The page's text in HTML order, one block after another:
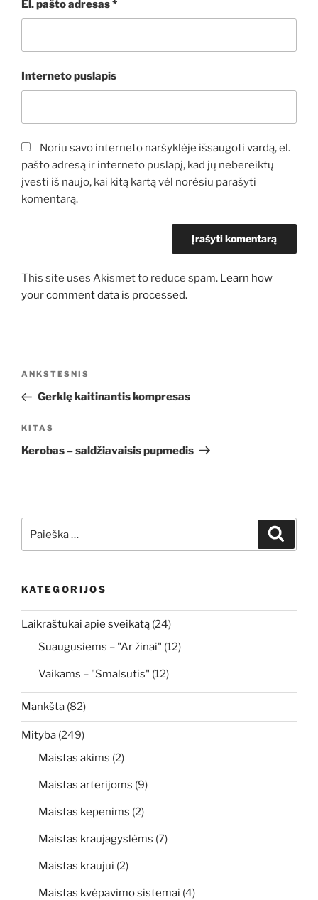
El. pašto adresas*
Interneto puslapis
Noriu savo interneto naršyklėje išsaugoti vardą, el.
pašto adresą ir interneto puslapį, kad jų nebereiktų
įvesti iš naujo, kai kitą kartą vėl norėsiu parašyti
komentarą.
This site uses Akismet to reduce spam. Learn how
your comment data is processed.
Navigacija
įrašų
Ankstesnis
įrašas
ANKSTESNIS
Gerklę kaitinantis kompresas
Kitas
įrašas
KITAS
Kerobas – saldžiavaisis pupmedis
KATEGORIJOS
Laikraštukai apie sveikatą (24)
Suaugusiems – "Ar žinai" (12)
Vaikams – "Smalsutis" (12)
Mankšta (82)
Mityba (249)
Maistas akims (2)
Maistas arterijoms (9)
Maistas kepenims (2)
Maistas kraujagyslėms (7)
Maistas kraujui (2)
Maistas kvėpavimo sistemai (4)